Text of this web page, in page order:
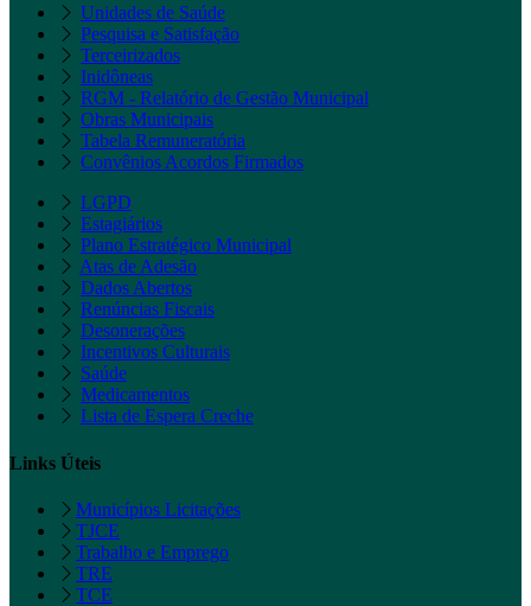
Unidades de Saúde
Pesquisa e Satisfação
Terceirizados
Inidôneas
RGM - Relatório de Gestão Municipal
Obras Municipais
Tabela Remuneratória
Convênios Acordos Firmados
LGPD
Estagiários
Plano Estratégico Municipal
Atas de Adesão
Dados Abertos
Renúncias Fiscais
Desonerações
Incentivos Culturais
Saúde
Medicamentos
Lista de Espera Creche
Links Úteis
Municípios Licitações
TJCE
Trabalho e Emprego
TRE
TCE